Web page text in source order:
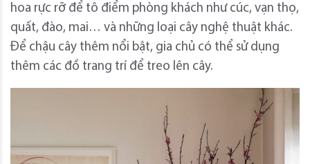
hoa rực rỡ để tô điểm phòng khách như cúc, vạn thọ,
quất, đào, mai… và những loại cây nghệ thuật khác.
Để chậu cây thêm nổi bật, gia chủ có thể sử dụng
thêm các đồ trang trí để treo lên cây.